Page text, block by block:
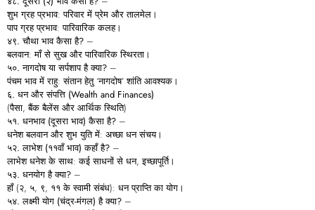
शुभ ग्रह प्रभाव: परिवार में प्रेम और तालमेल।
पाप ग्रह प्रभाव: पारिवारिक कलह।
४९.चौथा भावकैसाहै? –
बलवान: माँ से सुख और पारिवारिक स्थिरता।
५०.नागदोषयासर्पशापहैक्या? –
पंचम भाव में राहु: संतान हेतु ‘नागदोष’ शांति आवश्यक।
६. धनऔरसंपत्ति (Wealth and Finances)
(पैसा, बैंक बैलेंस और आर्थिक स्थिति)
५१. धनभाव (दूसरा भाव)कैसाहै? –
धनेश बलवान और शुभ युति में: अच्छा धन संचय।
५२.लाभेश (११वाँभाव)कहाँहै? –
लाभेश धनेश के साथ: कई साधनों से धन, इच्छापूर्ति।
५३. धनयोगहैक्या? –
हाँ (२, ५, ९, ११ के स्वामी संबंध): धन प्राप्ति का योग।
५४.लक्ष्मीयोग (चंद्र-मंगल)हैक्या? –